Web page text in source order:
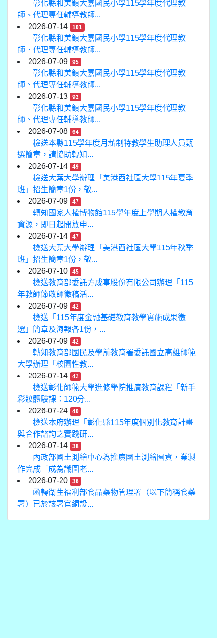
彰化縣和美鎮大嘉國民小學115學年度代理教
師、代理專任輔導教師...
2026-07-14
101
彰化縣和美鎮大嘉國民小學115學年度代理教
師、代理專任輔導教師...
2026-07-09
95
彰化縣和美鎮大嘉國民小學115學年度代理教
師、代理專任輔導教師...
2026-07-13
92
彰化縣和美鎮大嘉國民小學115學年度代理教
師、代理專任輔導教師...
2026-07-08
64
檢送本縣115學年度月薪制特教學生助理人員甄
選簡章，請協助轉知...
2026-07-14
49
檢送大葉大學辦理「美港西社區大學115年夏季
班」招生簡章1份，敬...
2026-07-09
47
轉知國家人權博物館115學年度上學期人權教育
資源，即日起開放申...
2026-07-14
47
檢送大葉大學辦理「美港西社區大學115年秋季
班」招生簡章1份，敬...
2026-07-10
45
檢送教育部委託方成事股份有限公司辦理「115
年教師節敬師徵稿活...
2026-07-09
42
檢送「115年度金融基礎教育教學實施成果徵
選」簡章及海報各1份，...
2026-07-09
42
轉知教育部國民及學前教育署委託國立高雄師範
大學辦理「校園性教...
2026-07-14
42
檢送彰化師範大學進修學院推廣教育課程「新手
彩妝體驗課：120分...
2026-07-24
40
檢送本府辦理「彰化縣115年度個別化教育計畫
與合作諮詢之實踐研...
2026-07-14
38
內政部國土測繪中心為推廣國土測繪圖資，業製
作完成「成為識圖老...
2026-07-20
36
函轉衛生福利部食品藥物管理署（以下簡稱食藥
署）已於該署官網設...